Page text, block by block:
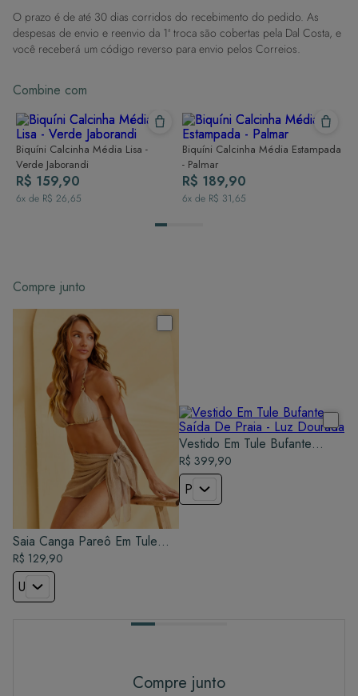
Dicas de Lavagem:
Lave rapidamente: Assim que possível, lave separado de outras peças.
À mão e com cuidado: Use água fria e sabão neutro, evitando máquina
Secagem ideal: Não deixe de molho nem guarde úmido. Seque à
Para cores vibrantes: Lave as peças antes do primeiro uso e siga as
dicas acima para manter as cores radiantes.
O prazo é de até 30 dias corridos do recebimento do pedido. As
despesas de envio e reenvio da 1ª troca são cobertas pela Dal Costa, e
você receberá um código reverso para envio pelos Correios.
Combine com
Biquíni Calcinha Média Lisa -
Verde Jaborandi
R$ 159,90
6x de R$ 26,65
Biquíni Calcinha Média Estampada
- Palmar
R$ 189,90
6x de R$ 31,65
Compre junto
Saia Canga Pareô Em Tule
Saída De Praia - Luz Dourada
R$ 129,90
U
Vestido Em Tule Bufante
Saída De Praia - Luz Dourada
R$ 399,90
P
Compre junto